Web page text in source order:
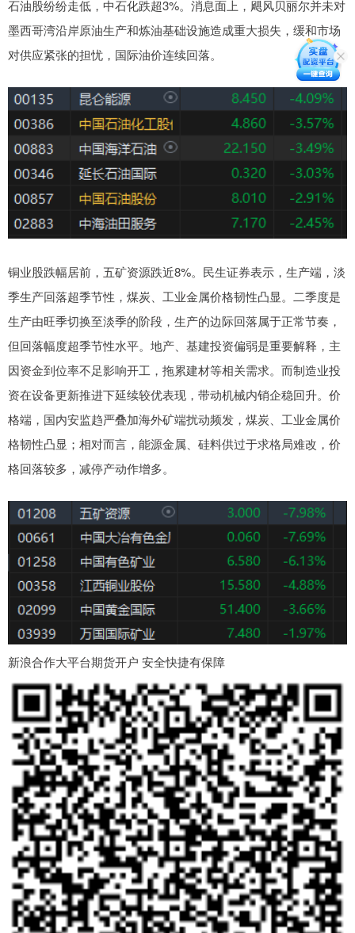
石油股纷纷走低，中石化跌超3%。消息面上，飓风贝丽尔并未对
墨西哥湾沿岸原油生产和炼油基础设施造成重大损失，缓和市场
对供应紧张的担忧，国际油价连续回落。
铜业股跌幅居前，五矿资源跌近8%。民生证券表示，生产端，淡
季生产回落超季节性，煤炭、工业金属价格韧性凸显。二季度是
生产由旺季切换至淡季的阶段，生产的边际回落属于正常节奏，
但回落幅度超季节性水平。地产、基建投资偏弱是重要解释，主
因资金到位率不足影响开工，拖累建材等相关需求。而制造业投
资在设备更新推进下延续较优表现，带动机械内销企稳回升。价
格端，国内安监趋严叠加海外矿端扰动频发，煤炭、工业金属价
格韧性凸显；相对而言，能源金属、硅料供过于求格局难改，价
格回落较多，减停产动作增多。
新浪合作大平台期货开户 安全快捷有保障